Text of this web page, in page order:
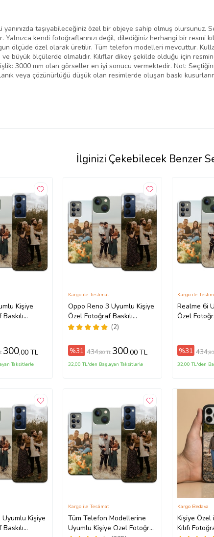
taşıyabileceğiniz özel bir objeye sahip olmuş
kendi fotoğraflarınızı değil, dilediğiniz herhangi bir resmi
ölçüde özel olarak üretilir. Tüm telefon modelleri mevcuttur.
büyük ölçülerde olmalıdır. Kılıflar dikey şekilde olduğu için
3000 mm olan görseller en iyi sonucu vermektedir. Not:
veya çözünürlüğü düşük olan resimlerde oluşan baskı
İlginizi Çekebilecek Benzer
Kişiye
300,00 TL
Taksitlerle
Oppo Reno 3 Uyumlu Kişiye
Özel Fotoğraf Baskılı
Telefon Kılıfı (2)
Kargo ile Teslimat
%31 434,80 TL 300,00 TL
32,00 TL'den Başlayan Taksitlerle
Realme 6i
Özel
Kargo ile
%31 434
32,00 TL'den
Kişiye
Tüm Telefon Modellerine
Uyumlu Kişiye Özel Fotoğraf
Kargo ile Teslimat
Kişiye Özel
Kılıfı
Kargo Bedava